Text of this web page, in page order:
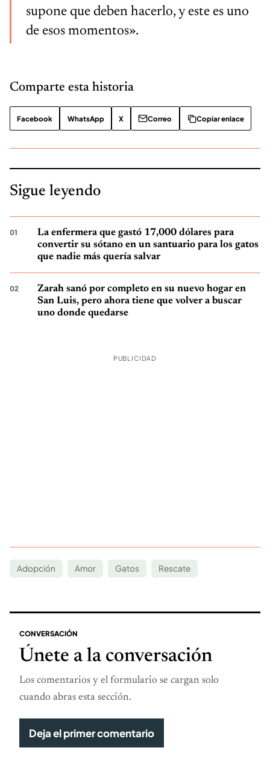
supone que deben hacerlo, y este es uno
de esos momentos».
Comparte esta historia
Facebook WhatsApp X Correo Copiar enlace
Sigue leyendo
La enfermera que gastó 17,000 dólares para
convertir su sótano en un santuario para los gatos
que nadie más quería salvar
Zarah sanó por completo en su nuevo hogar en
San Luis, pero ahora tiene que volver a buscar
uno donde quedarse
PUBLICIDAD
Adopción Amor Gatos Rescate
CONVERSACIÓN
Únete a la conversación
Los comentarios y el formulario se cargan solo
cuando abras esta sección.
Deja el primer comentario